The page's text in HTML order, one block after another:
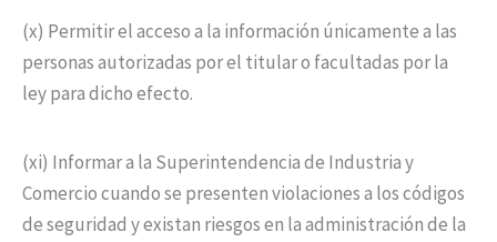
(x) Permitir el acceso a la información únicamente a las
personas autorizadas por el titular o facultadas por la
ley para dicho efecto.
(xi) Informar a la Superintendencia de Industria y
Comercio cuando se presenten violaciones a los códigos
de seguridad y existan riesgos en la administración de la